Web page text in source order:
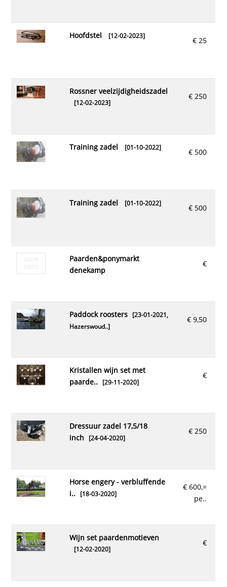
€ 25
hoofdstel [12-02-2023]
€ 250
rossner veelzijdigheidszadel
[12-02-2023]
€ 500
training zadel [01-10-2022]
€ 500
training zadel [01-10-2022]
€
paarden&ponymarkt
denekamp
€ 9,50
paddock roosters[23-01-2021,
Hazerswoud..]
€
kristallen wijn set met
paarde..[29-11-2020]
€ 250
dressuur zadel 17,5/18
inch [24-04-2020]
€ 600,=
pe..
horse engery - verbluffende
i..[18-03-2020]
€
wijn set paardenmotieven
[12-02-2020]